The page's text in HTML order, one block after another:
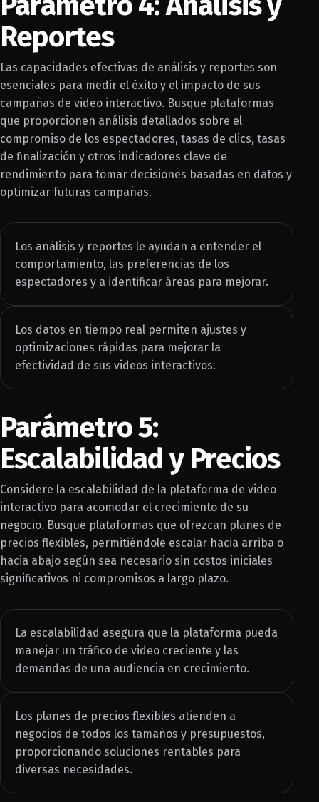
Reportes
Las capacidades efectivas de análisis y reportes son
esenciales para medir el éxito y el impacto de sus
campañas de video interactivo. Busque plataformas
que proporcionen análisis detallados sobre el
compromiso de los espectadores, tasas de clics, tasas
de finalización y otros indicadores clave de
rendimiento para tomar decisiones basadas en datos y
optimizar futuras campañas.
Los análisis y reportes le ayudan a entender el
comportamiento, las preferencias de los
espectadores y a identificar áreas para mejorar.
Los datos en tiempo real permiten ajustes y
optimizaciones rápidas para mejorar la
efectividad de sus videos interactivos.
Parámetro 5:
Escalabilidad y Precios
Considere la escalabilidad de la plataforma de video
interactivo para acomodar el crecimiento de su
negocio. Busque plataformas que ofrezcan planes de
precios flexibles, permitiéndole escalar hacia arriba o
hacia abajo según sea necesario sin costos iniciales
significativos ni compromisos a largo plazo.
La escalabilidad asegura que la plataforma pueda
manejar un tráfico de video creciente y las
demandas de una audiencia en crecimiento.
Los planes de precios flexibles atienden a
negocios de todos los tamaños y presupuestos,
proporcionando soluciones rentables para
diversas necesidades.